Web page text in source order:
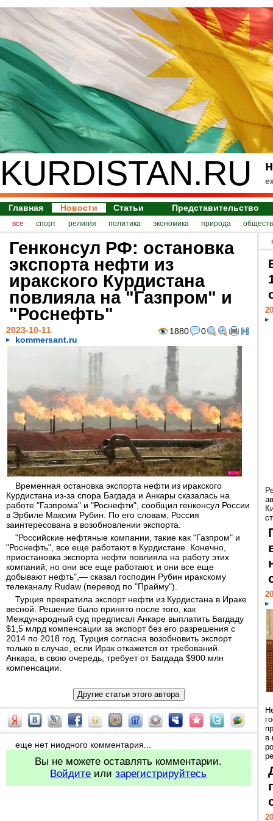
KURDISTAN.RU
Главная Новости Статьи Представительство
все спорт религия политика экономика природа
Генконсул РФ: остановка
экспорта нефти из
иракского Курдистана
повлияла на "Газпром" и
"Роснефть"
1880 0
2023-10-11
kommersant.ru
Временная остановка экспорта нефти из иракского
Курдистана из-за спора Багдада и Анкары сказалась на
работе "Газпрома" и "Роснефти", сообщил генконсул России
в Эрбиле Максим Рубин. По его словам, Россия
заинтересована в возобновлении экспорта.
"Российские нефтяные компании, такие как "Газпром" и
"Роснефть", все еще работают в Курдистане. Конечно,
приостановка экспорта нефти повлияла на работу этих
компаний, но они все еще работают, и они все еще
добывают нефть",— сказал господин Рубин иракскому
телеканалу Rudaw (перевод по "Прайму").
Турция прекратила экспорт нефти из Курдистана в Ираке
весной. Решение было принято после того, как
Международный суд предписал Анкаре выплатить Багдаду
$1,5 млрд компенсации за экспорт без его разрешения с
2014 по 2018 год. Турция согласна возобновить экспорт
только в случае, если Ирак откажется от требований.
Анкара, в свою очередь, требует от Багдада $900 млн
компенсации.
еще нет ниодного комментария...
Вы не можете оставлять комментарии.
Войдите илизарегистрируйтесь
в